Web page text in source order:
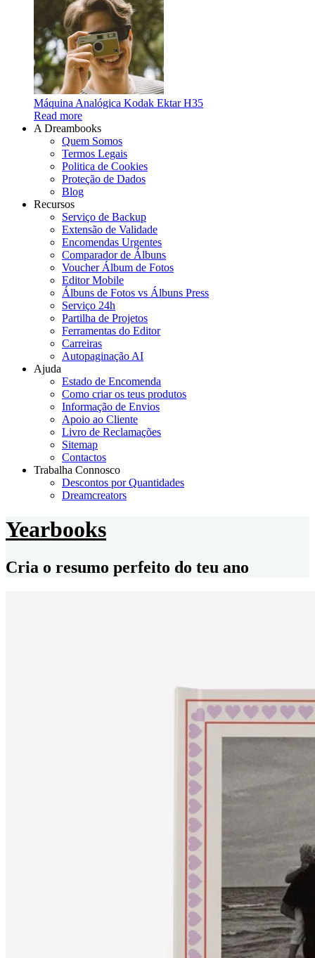
Máquina Analógica Kodak Ektar H35
Read more
A Dreambooks
Quem Somos
Termos Legais
Politica de Cookies
Proteção de Dados
Blog
Recursos
Serviço de Backup
Extensão de Validade
Encomendas Urgentes
Comparador de Álbuns
Voucher Álbum de Fotos
Editor Mobile
Álbuns de Fotos vs Álbuns Press
Serviço 24h
Partilha de Projetos
Ferramentas do Editor
Carreiras
Autopaginação AI
Ajuda
Estado de Encomenda
Como criar os teus produtos
Informação de Envios
Apoio ao Cliente
Livro de Reclamações
Sitemap
Contactos
Trabalha Connosco
Descontos por Quantidades
Dreamcreators
Yearbooks
Cria o resumo perfeito do teu ano